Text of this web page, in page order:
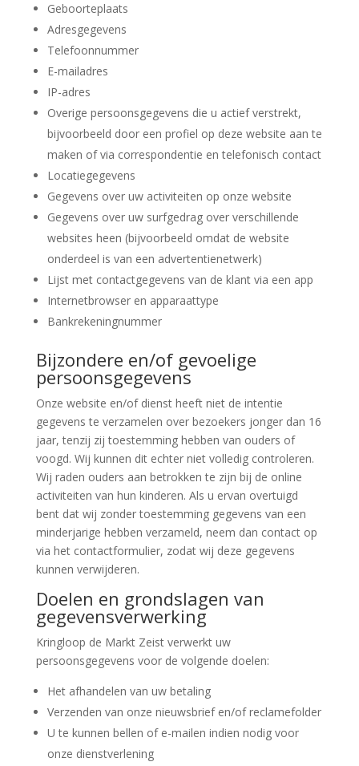
Geboorteplaats
Adresgegevens
Telefoonnummer
E-mailadres
IP-adres
Overige persoonsgegevens die u actief verstrekt,
bijvoorbeeld door een profiel op deze website aan te
maken of via correspondentie en telefonisch contact
Locatiegegevens
Gegevens over uw activiteiten op onze website
Gegevens over uw surfgedrag over verschillende
websites heen (bijvoorbeeld omdat de website
onderdeel is van een advertentienetwerk)
Lijst met contactgegevens van de klant via een app
Internetbrowser en apparaattype
Bankrekeningnummer
Bijzondere en/of gevoelige
persoonsgegevens
Onze website en/of dienst heeft niet de intentie
gegevens te verzamelen over bezoekers jonger dan 16
jaar, tenzij zij toestemming hebben van ouders of
voogd. Wij kunnen dit echter niet volledig controleren.
Wij raden ouders aan betrokken te zijn bij de online
activiteiten van hun kinderen. Als u ervan overtuigd
bent dat wij zonder toestemming gegevens van een
minderjarige hebben verzameld, neem dan contact op
via het contactformulier, zodat wij deze gegevens
kunnen verwijderen.
Doelen en grondslagen van
gegevensverwerking
Kringloop de Markt Zeist verwerkt uw
persoonsgegevens voor de volgende doelen:
Het afhandelen van uw betaling
Verzenden van onze nieuwsbrief en/of reclamefolder
U te kunnen bellen of e-mailen indien nodig voor
onze dienstverlening